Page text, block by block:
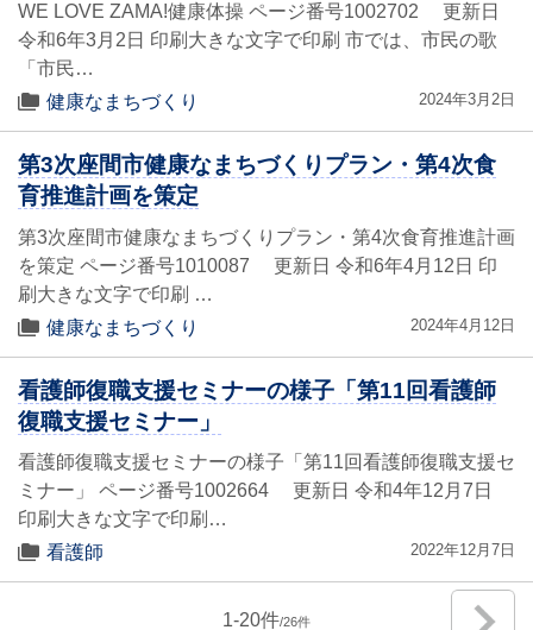
WE LOVE ZAMA!健康体操 ページ番号1002702 更新日
令和6年3月2日 印刷大きな文字で印刷 市では、市民の歌
「市民…
健康なまちづくり
2024年3月2日
第3次座間市健康なまちづくりプラン・第4次食
育推進計画を策定
第3次座間市健康なまちづくりプラン・第4次食育推進計画
を策定 ページ番号1010087 更新日 令和6年4月12日 印
刷大きな文字で印刷 …
健康なまちづくり
2024年4月12日
看護師復職支援セミナーの様子「第11回看護師
復職支援セミナー」
看護師復職支援セミナーの様子「第11回看護師復職支援セ
ミナー」 ページ番号1002664 更新日 令和4年12月7日
印刷大きな文字で印刷…
看護師
2022年12月7日
1-20 26